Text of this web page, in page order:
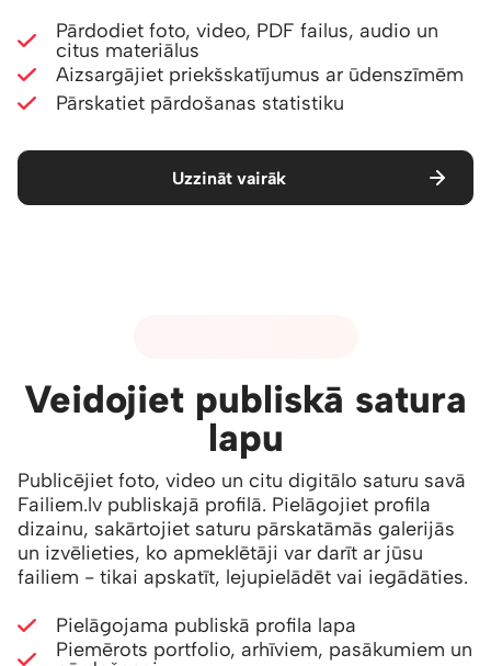
Pārdodiet foto, video, PDF failus, audio un
citus materiālus
Aizsargājiet priekšskatījumus ar ūdenszīmēm
Pārskatiet pārdošanas statistiku
Uzzināt vairāk
Veidojiet publiskā satura
lapu
Publicējiet foto, video un citu digitālo saturu savā
Failiem.lv publiskajā profilā. Pielāgojiet profila
dizainu, sakārtojiet saturu pārskatāmās galerijās
un izvēlieties, ko apmeklētāji var darīt ar jūsu
failiem - tikai apskatīt, lejupielādēt vai iegādāties.
Pielāgojama publiskā profila lapa
Piemērots portfolio, arhīviem, pasākumiem un